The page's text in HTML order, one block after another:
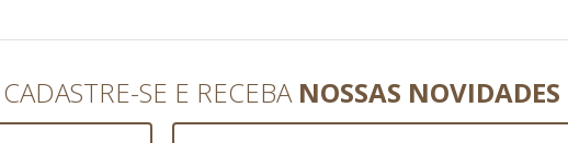
CADASTRE-SE E RECEBA NOSSAS NOVIDADES